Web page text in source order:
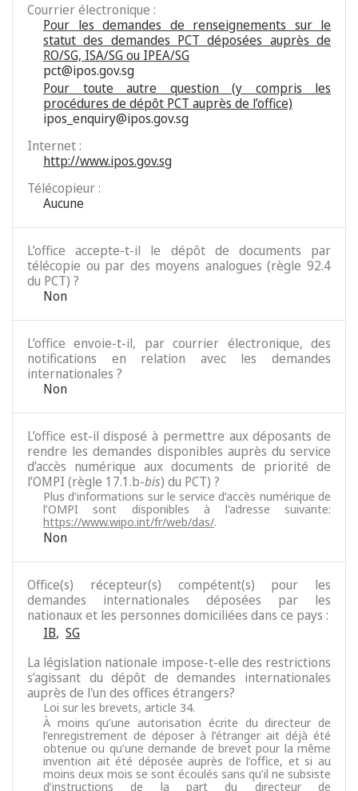
Courrier électronique :
Pour les demandes de renseignements sur le
statut des demandes PCT déposées auprès de
RO/SG, ISA/SG ou IPEA/SG
pct@ipos.gov.sg
Pour toute autre question (y compris les
procédures de dépôt PCT auprès de l’office)
ipos_enquiry@ipos.gov.sg
Internet :
http://www.ipos.gov.sg
Télécopieur :
Aucune
L’office accepte-t-il le dépôt de documents par
télécopie ou par des moyens analogues (règle 92.4
du PCT) ?
Non
L’office envoie-t-il, par courrier électronique, des
notifications en relation avec les demandes
internationales ?
Non
L’office est-il disposé à permettre aux déposants de
rendre les demandes disponibles auprès du service
d’accès numérique aux documents de priorité de
l’OMPI (règle 17.1.b-bis) du PCT) ?
Plus d'informations sur le service d’accès numérique de
l’OMPI sont disponibles à l'adresse suivante:
https://www.wipo.int/fr/web/das/.
Non
Office(s) récepteur(s) compétent(s) pour les
demandes internationales déposées par les
nationaux et les personnes domiciliées dans ce pays :
IB, SG
La législation nationale impose-t-elle des restrictions
s’agissant du dépôt de demandes internationales
auprès de l'un des offices étrangers?
Loi sur les brevets, article 34.
À moins qu’une autorisation écrite du directeur de
l’enregistrement de déposer à l’étranger ait déjà été
obtenue ou qu’une demande de brevet pour la même
invention ait été déposée auprès de l’office, et si au
moins deux mois se sont écoulés sans qu’il ne subsiste
d’instructions de la part du directeur de